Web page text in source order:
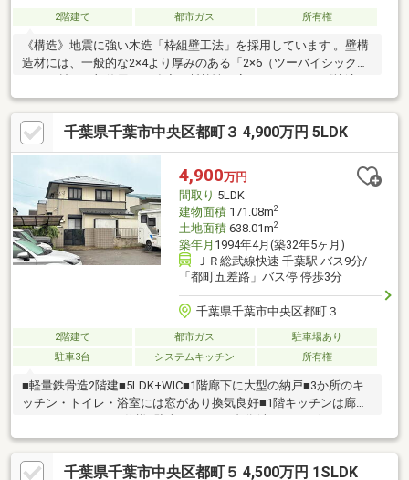
2階建て 都市ガス 所有権
《構造》地震に強い木造「枠組壁工法」を採用しています 。壁構
造材には、一般的な2×4より厚みのある「2×6（ツーバイシック
室内環境》家中の温度を一定に保つ全館冷房システム「アネー
ロ」を搭載しています。窓には遮熱・断熱性に優れた「Low-E複
層ガラス」の樹脂複合サッシを採用しています。高性能グラスウ
ールにより、高い断熱性能を実現しています。《輸入住宅ならで
はのデザインと設備》タカラスタンダード製のハイグレードキッ
チンや、換気乾燥機付きの広々としたバスルームなど、設備仕様
も充実しています 。
千葉県千葉市中央区都町３ 4,900万円 5LDK
4,900万円
間取り 5LDK
建物面積171.08m2
土地面積638.01m2
築年月 1994年4月(築32年5ヶ月)
ＪＲ総武線快速 千葉駅 バス9分/
「都町五差路」バス停 停歩3分
千葉県千葉市中央区都町３
2階建て 都市ガス
駐車場あり
駐車3台
システムキッチン 所有権
■軽量鉄骨造2階建■5LDK+WIC■1階廊下に大型の納戸■3か所のキ
ッチン・トイレ・浴室には窓があり換気良好■1階キッチンは廊下
にもつながる2WAY仕様■駐車スペース5台分(車種による)
千葉県千葉市中央区都町５ 4,500万円 1SLDK